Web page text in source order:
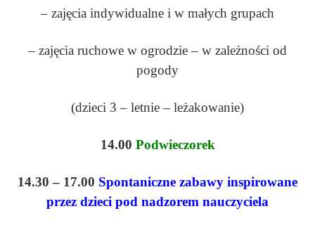
– zajęcia indywidualne i w małych grupach
– zajęcia ruchowe w ogrodzie – w zależności od
pogody
(dzieci 3 – letnie – leżakowanie)
14.00 Podwieczorek
14.30 – 17.00 Spontaniczne zabawy inspirowane
przez dzieci pod nadzorem nauczyciela